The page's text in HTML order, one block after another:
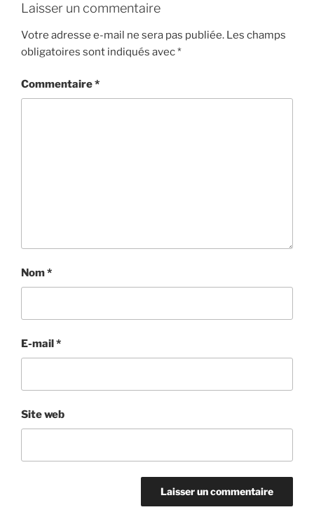
Laisser un commentaire
Votre adresse e-mail ne sera pas publiée. Les champs
obligatoires sont indiqués avec*
Commentaire*
Nom*
E-mail*
Site web